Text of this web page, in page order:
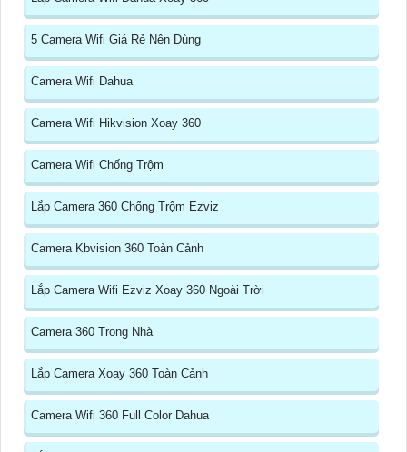
5 Camera Wifi Giá Rẻ Nên Dùng
Camera Wifi Dahua
Camera Wifi Hikvision Xoay 360
Camera Wifi Chống Trộm
Lắp Camera 360 Chống Trộm Ezviz
Camera Kbvision 360 Toàn Cảnh
Lắp Camera Wifi Ezviz Xoay 360 Ngoài Trời
Camera 360 Trong Nhà
Lắp Camera Xoay 360 Toàn Cảnh
Camera Wifi 360 Full Color Dahua